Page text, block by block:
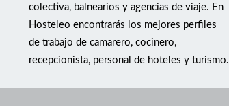
colectiva, balnearios y agencias de viaje. En
Hosteleo encontrarás los mejores perfiles
de trabajo de camarero, cocinero,
recepcionista, personal de hoteles y turismo.